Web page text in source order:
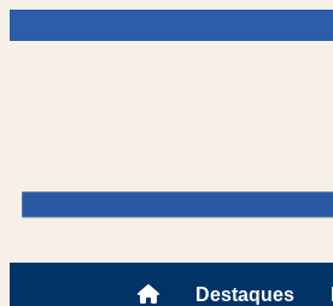
Destaques